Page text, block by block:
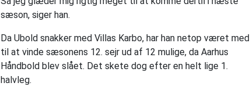
sæson, siger han.
Da Ubold snakker med Villas Karbo, har han netop været med
til at vinde sæsonens 12. sejr ud af 12 mulige, da Aarhus
Håndbold blev slået. Det skete dog efter en helt lige 1.
halvleg.